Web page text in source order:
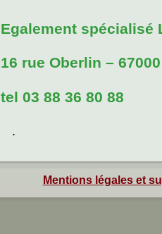
Egalement spécialisé
16 rue Oberlin –
tel 03 88 36 80 88
.
Mentions légales et